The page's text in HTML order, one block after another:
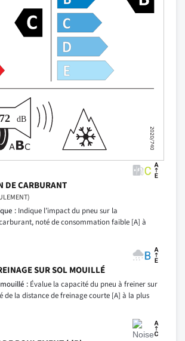
DE CARBURANT
: Indique l’impact du pneu sur la
noté de consommation faible [A] à
SUR SOL MOUILLÉ
: Évalue la capacité du pneu à freiner sur
de la distance de freinage courte [A] à la plus